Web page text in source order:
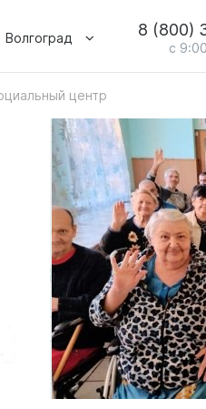
Волгоград 8 (800)
с
центр